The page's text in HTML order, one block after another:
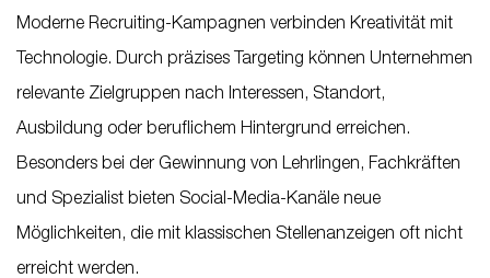
Moderne Recruiting-Kampagnen verbinden Kreativität mit
Technologie. Durch präzises Targeting können Unternehmen
relevante Zielgruppen nach Interessen, Standort,
Ausbildung oder beruflichem Hintergrund erreichen.
Besonders bei der Gewinnung von Lehrlingen, Fachkräften
und Spezialist bieten Social-Media-Kanäle neue
Möglichkeiten, die mit klassischen Stellenanzeigen oft nicht
erreicht werden.